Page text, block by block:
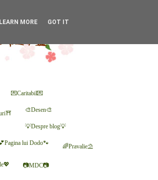
💌Caritabil💌
🎨Desen🎨
💡Despre blog💡
lui Dodo🐾 🌈Pravalie⛱
📷MDC📷
LEARN MORE GOT IT